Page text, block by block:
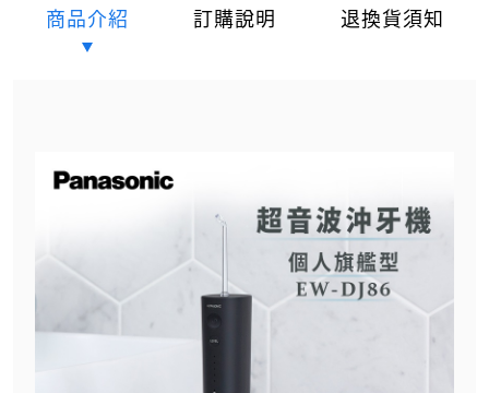
商品介紹 訂購說明 退換貨須知